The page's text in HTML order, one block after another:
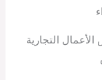
التجارية